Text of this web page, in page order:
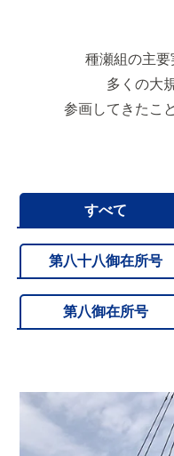
種瀬組の主要
多くの大
参画してきたこ
すべて
第八十八御在所号
第八御在所号